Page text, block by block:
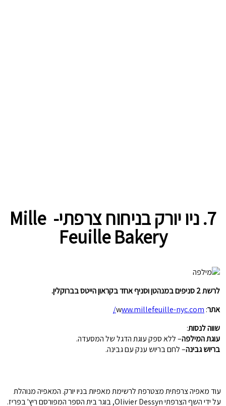
7. ניו יורק בניחוח צרפתי-Mille
Feuille Bakery
לרשת 2 סניפים במנהטן וסניף אחד בקראון הייטס בברוקלין.
אתר: w
ww.millefeuille-nyc.com/
שווה לנסות:
עוגת המילפה– ללא ספק עוגת הדגל של המסעדה.
בריוש גבינה– לחם בריוש ענק עם גבינה.
עוד מאפיה צרפתית מצטרפת לרשימת מאפיות בניו יורק. המאפיה מנוהלת
על ידי השף הצרפתי Olivier Dessyn, בוגר בית הספר המפורסם ריץ' בפריז.